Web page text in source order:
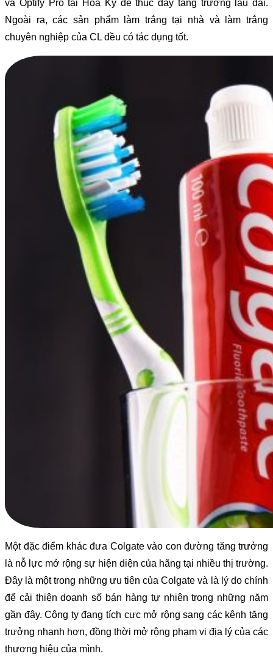
và Optify Pro tại Hoa Kỳ để thúc đẩy tăng trưởng lâu dài.
Ngoài ra, các sản phẩm làm trắng tại nhà và làm trắng
chuyên nghiệp của CL đều có tác dụng tốt.
Một đặc điểm khác đưa Colgate vào con đường tăng trưởng
là nỗ lực mở rộng sự hiện diện của hãng tại nhiều thị trường.
Đây là một trong những ưu tiên của Colgate và là lý do chính
để cải thiện doanh số bán hàng tự nhiên trong những năm
gần đây. Công ty đang tích cực mở rộng sang các kênh tăng
trưởng nhanh hơn, đồng thời mở rộng phạm vi địa lý của các
thương hiệu của mình.